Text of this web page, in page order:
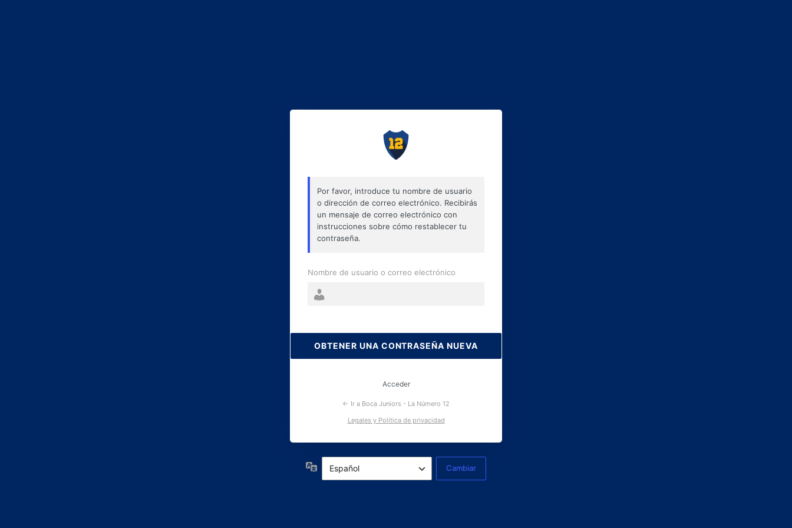
perdida
Por favor, introduce tu nombre de usuario
o dirección de correo electrónico. Recibirás
un mensaje de correo electrónico con
instrucciones sobre cómo restablecer tu
contraseña.
Nombre de usuario o correo electrónico
Acceder
← Ir a Boca Juniors - La Número 12
Legales y Política de privacidad
Idioma